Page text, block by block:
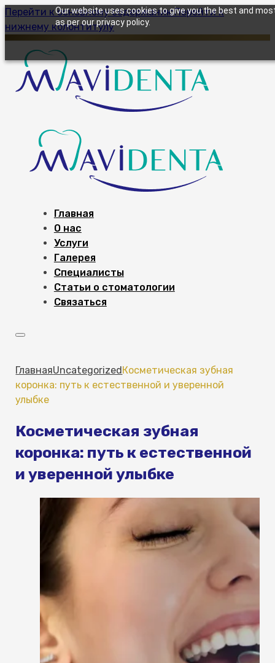
Our website uses cookies to give you the best and
as per our privacy policy.
Перейти к основному содержаниюПерейти к
нижнему колонтитулу
Главная
О нас
Услуги
Галерея
Специалисты
Статьи о стоматологии
Связаться
ГлавнаяUncategorizedКосметическая зубная
коронка: путь к естественной и уверенной
улыбке
Косметическая зубная
коронка: путь к естественной
и уверенной улыбке